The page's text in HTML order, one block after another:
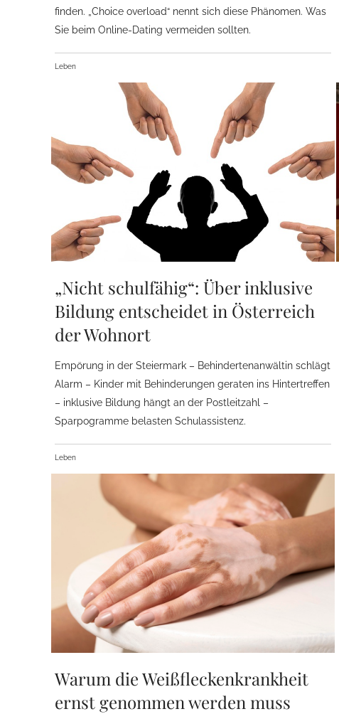
finden. „Choice overload“ nennt sich diese Phänomen. Was
Sie beim Online-Dating vermeiden sollten.
Leben
„Nicht schulfähig“: Über inklusive
Bildung entscheidet in Österreich
der Wohnort
Empörung in der Steiermark – Behindertenanwältin schlägt
Alarm – Kinder mit Behinderungen geraten ins Hintertreffen
– inklusive Bildung hängt an der Postleitzahl –
Sparpogramme belasten Schulassistenz.
Leben
Warum die Weißfleckenkrankheit
ernst genommen werden muss